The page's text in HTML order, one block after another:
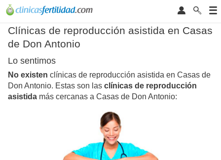
Clínicas de reproducción asistida en Casas
de Don Antonio
Lo sentimos
No existen clínicas de reproducción asistida en Casas de
Don Antonio. Estas son las clínicas de reproducción
asistida más cercanas a Casas de Don Antonio: